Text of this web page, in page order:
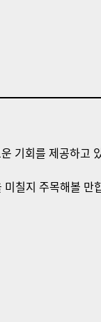
기회를 제공하
칠지 주목해볼 만